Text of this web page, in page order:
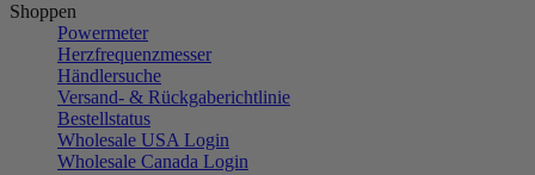
Shoppen
Powermeter
Herzfrequenzmesser
Händlersuche
Versand- & Rückgaberichtlinie
Bestellstatus
Wholesale USA Login
Wholesale Canada Login